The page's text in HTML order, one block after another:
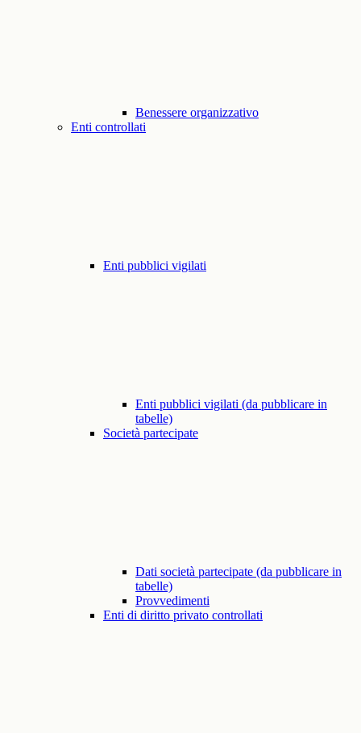
Benessere organizzativo
Enti controllati
Enti pubblici vigilati
Enti pubblici vigilati (da pubblicare in
tabelle)
Società partecipate
Dati società partecipate (da pubblicare in
tabelle)
Provvedimenti
Enti di diritto privato controllati